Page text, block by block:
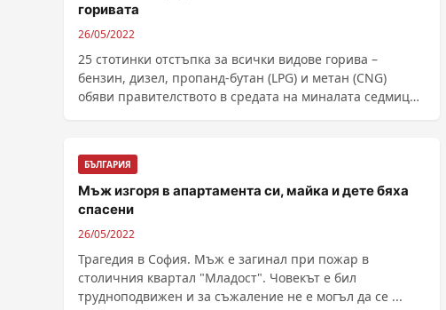
горивата
26/05/2022
25 стотинки отстъпка за всички видове горива –
бензин, дизел, пропанд-бутан (LPG) и метан (CNG)
обяви правителството в средата на миналата седмица.
БЪЛГАРИЯ
Мъж изгоря в апартамента си, майка и дете бяха
спасени
26/05/2022
Трагедия в София. Мъж е загинал при пожар в
столичния квартал "Младост". Човекът е бил
трудноподвижен и за съжаление не е могъл да се ...